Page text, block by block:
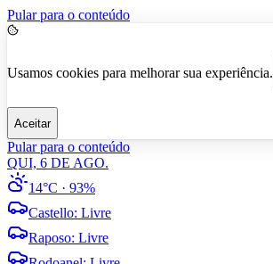
Pular para o conteúdo
Usamos cookies para melhorar sua experiência.
Aceitar
Pular para o conteúdo
QUI, 6 DE AGO.
14°C · 93%
Castello: Livre
Raposo: Livre